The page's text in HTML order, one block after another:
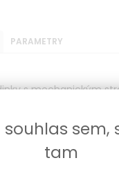
PARAMETRY
s mechanickým
8315
- barva bílá
souhlas sem,
tam